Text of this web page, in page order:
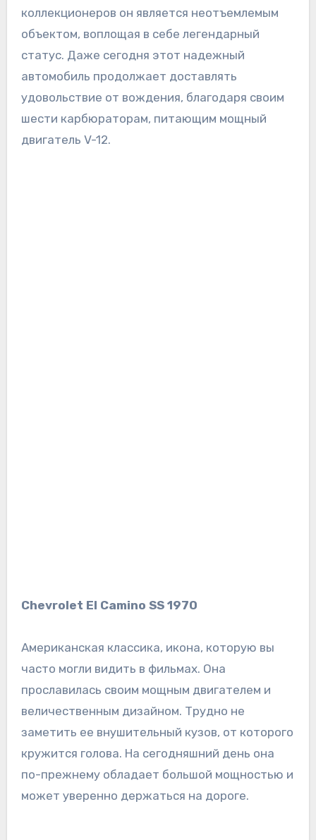
коллекционеров он является неотъемлемым
объектом, воплощая в себе легендарный
статус. Даже сегодня этот надежный
автомобиль продолжает доставлять
удовольствие от вождения, благодаря своим
шести карбюраторам, питающим мощный
двигатель V-12.
Chevrolet El Camino SS 1970
Американская классика, икона, которую вы
часто могли видить в фильмах. Она
прославилась своим мощным двигателем и
величественным дизайном. Трудно не
заметить ее внушительный кузов, от которого
кружится голова. На сегодняшний день она
по-прежнему обладает большой мощностью и
может уверенно держаться на дороге.